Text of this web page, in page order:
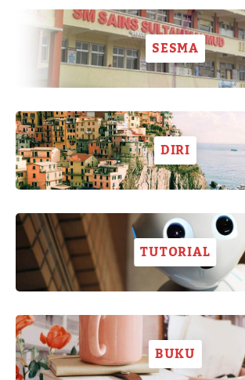
SESMA
DIRI
TUTORIAL
BUKU